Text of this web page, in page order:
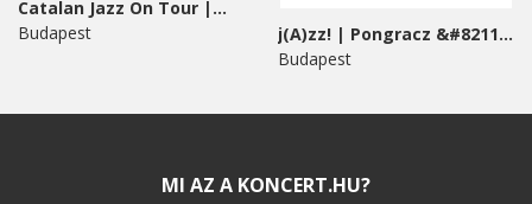
Catalan Jazz On Tour |...
Budapest
j(A)zz! | Pongracz &#8211;...
Budapest
MI AZ A KONCERT.HU?